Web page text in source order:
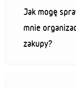
Jak mogę
mnie
zakupy?